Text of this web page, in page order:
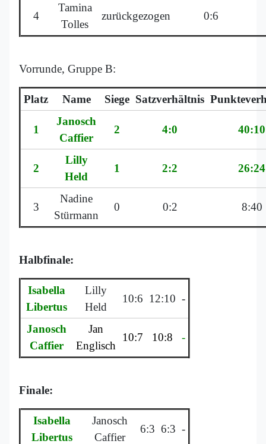
4
Tamina
Tolles
zurückgezogen 0:6
Vorrunde, Gruppe B:
Platz Name Siege Satzverhältnis
1
Janosch
Caffier
2 4:0 40:10
2
Lilly
Held
1 2:2 26:24
3
Nadine
Stürmann
0 0:2 8:40
Halbfinale:
Isabella
Libertus
Lilly
Held
10:6 12:10 -
Janosch
Caffier
Jan
Englisch
10:7 10:8 -
Finale:
Isabella
Libertus
Janosch
Caffier
6:3 6:3 -